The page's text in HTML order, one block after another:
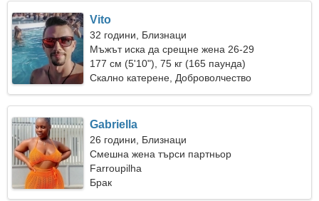
Vito
32 години, Близнаци
Мъжът иска да срещне жена 26-29
177 см (5'10"), 75 кг (165 паунда)
Скално катерене, Доброволчество
Gabriella
26 години, Близнаци
Смешна жена търси партньор
Farroupilha
Брак